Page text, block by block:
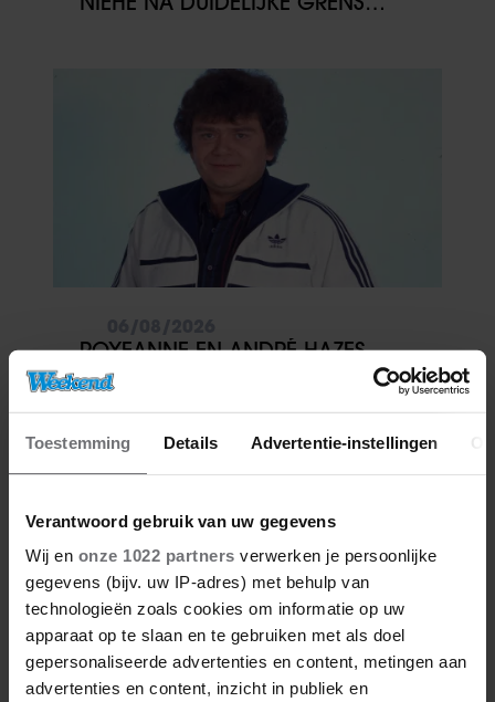
Toestemming Details Advertentie-instellingen
Verantwoord gebruik van uw gegevens
Wij en onze 1022 partners verwerken je persoonlijke
gegevens (bijv. uw IP-adres) met behulp van
technologieën zoals cookies om informatie op uw
apparaat op te slaan en te gebruiken met als doel
gepersonaliseerde advertenties en content, metingen aan
advertenties en content, inzicht in publiek en
ROXEANNE EN ANDRÉ HAZES
DENKEN TERUG AAN ‘KAPOT